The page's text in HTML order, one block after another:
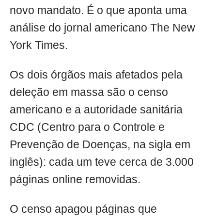
novo mandato. É o que aponta uma
análise do jornal americano The New
York Times.
Os dois órgãos mais afetados pela
deleção em massa são o censo
americano e a autoridade sanitária
CDC (Centro para o Controle e
Prevenção de Doenças, na sigla em
inglês): cada um teve cerca de 3.000
páginas online removidas.
O censo apagou páginas que